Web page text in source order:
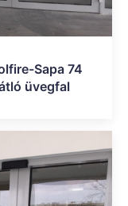
Sapa 74
üvegfal